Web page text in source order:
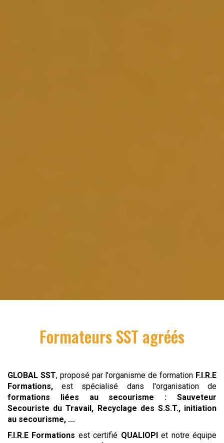
Formateurs SST agréés
GLOBAL SST, proposé par l'organisme de formation F.I.R.E
Formations, est spécialisé dans l'organisation de
formations liées au secourisme : Sauveteur
Secouriste du Travail, Recyclage des S.S.T., initiation
au secourisme, ....
F.I.R.E Formations est certifié QUALIOPIet notre équipe